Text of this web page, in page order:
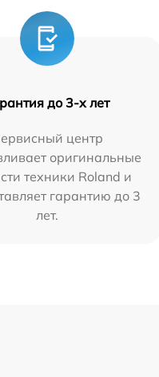
до 3-х лет
центр
оригинальные
техники Roland и
гарантию до 3
лет.